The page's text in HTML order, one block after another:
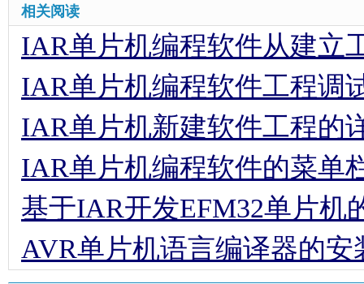
相关阅读
IAR单片机编程软件从建立
IAR单片机编程软件工程调
IAR单片机新建软件工程的
IAR单片机编程软件的菜单
基于IAR开发EFM32单片机
AVR单片机语言编译器的